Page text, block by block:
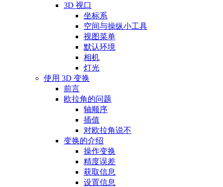
3D 视口
坐标系
空间与操纵小工具
视图菜单
默认环境
相机
灯光
使用 3D 变换
前言
欧拉角的问题
轴顺序
插值
对欧拉角说不
变换的介绍
操作变换
精度误差
获取信息
设置信息